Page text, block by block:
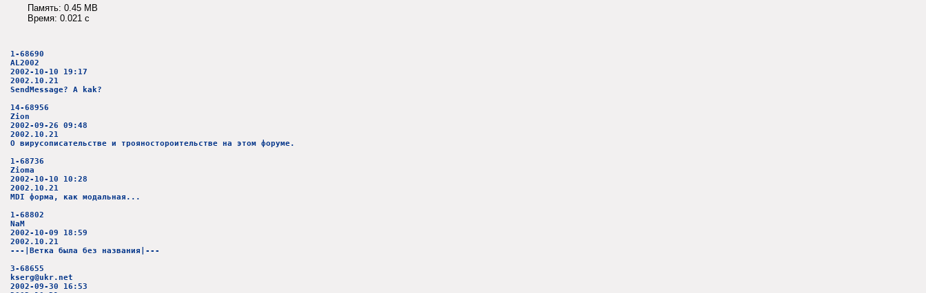
Память: 0.45 MB
Время: 0.021 c
1-68690
AL2002
2002-10-10 19:17
2002.10.21
SendMessage? A kak?
14-68956
Zion
2002-09-26 09:48
2002.10.21
О вирусописательстве и трояностороительстве на этом форуме.
1-68736
Zioma
2002-10-10 10:28
2002.10.21
MDI форма, как модальная...
1-68802
NaM
2002-10-09 18:59
2002.10.21
---|Ветка была без названия|---
3-68655
kserg@ukr.net
2002-09-30 16:53